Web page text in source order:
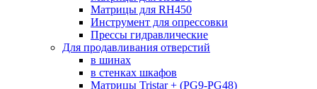
Матрицы для RH450
Инструмент для опрессовки
Прессы гидравлические
Для продавливания отверстий
в шинах
в стенках шкафов
Матрицы Tristar + (PG9-PG48)